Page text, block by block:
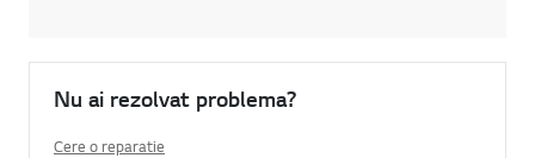
Nu ai rezolvat problema?
Cere o reparatie